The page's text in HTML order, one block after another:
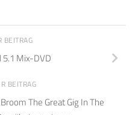
BEITRAG
5.1 Mix-DVD
BEITRAG
The Great Gig In The